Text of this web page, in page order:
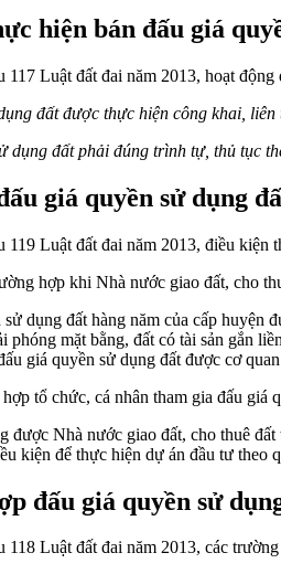
hiện bán đấu giá
Luật đất đai năm 2013, hoạt
đất được thực hiện công khai,
dụng đất phải đúng trình tự, thủ tục
giá quyền sử dụng
119 Luật đất đai năm 2013, điều kiện
hợp khi Nhà nước giao đất, cho
dụng đất hàng năm của cấp huyện
phóng mặt bằng, đất có tài sản gắn
giá quyền sử dụng đất được cơ
tổ chức, cá nhân tham gia đấu giá
được Nhà nước giao đất, cho thuê đất
kiện để thực hiện dự án đầu tư
đấu giá quyền sử
118 Luật đất đai năm 2013, các